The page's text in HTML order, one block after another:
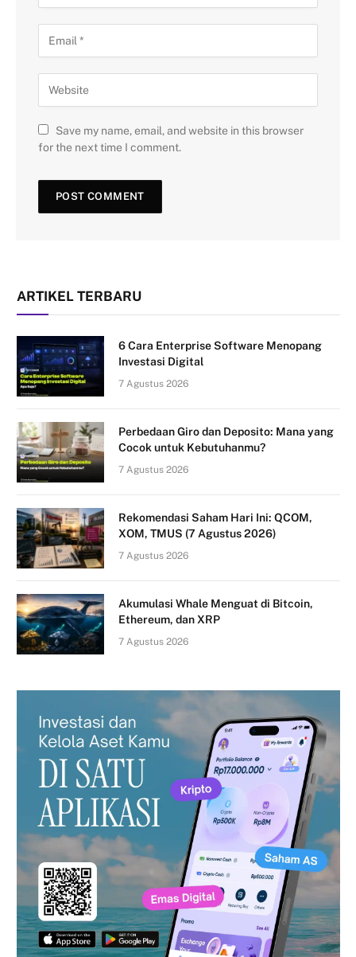
Save my name, email, and website in this browser
for the next time I comment.
ARTIKEL TERBARU
6 Cara Enterprise Software Menopang
Investasi Digital
7 Agustus 2026
Perbedaan Giro dan Deposito: Mana yang
Cocok untuk Kebutuhanmu?
7 Agustus 2026
Rekomendasi Saham Hari Ini: QCOM,
XOM, TMUS (7 Agustus 2026)
7 Agustus 2026
Akumulasi Whale Menguat di Bitcoin,
Ethereum, dan XRP
7 Agustus 2026